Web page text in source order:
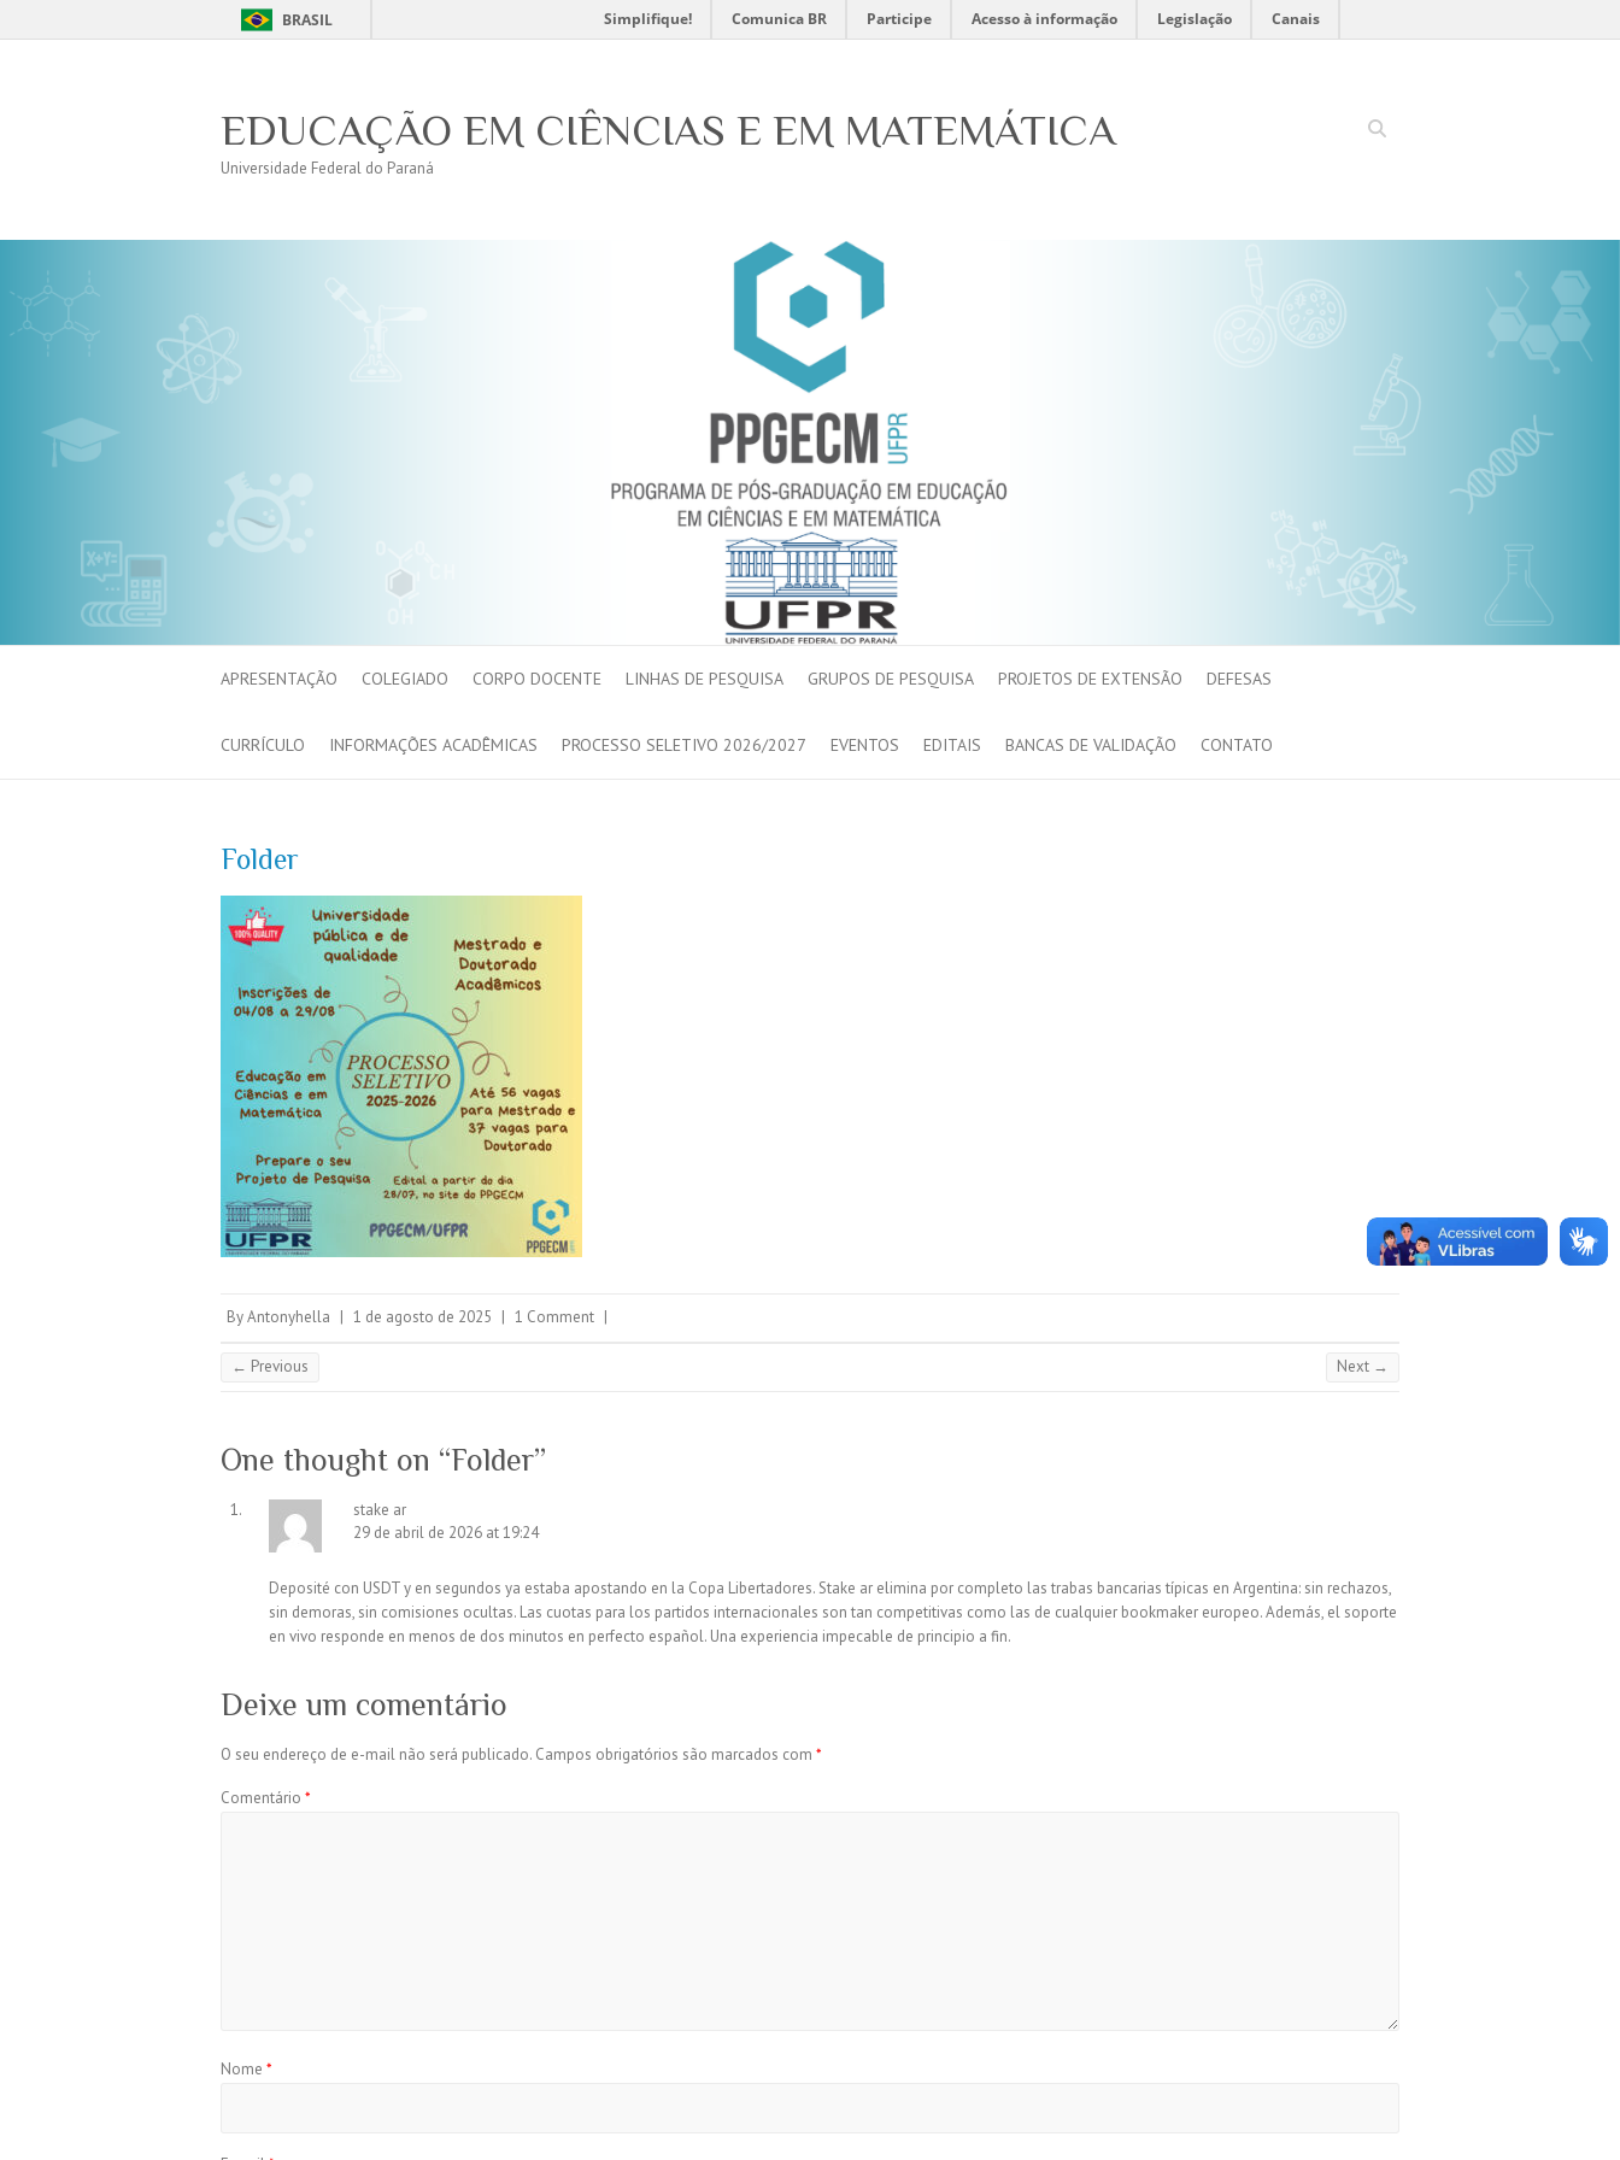
BRASIL Simplifique! Comunica BR Participe Acesso à informação Legislação Canais
Search
EDUCAÇÃO EM CIÊNCIAS E EM MATEMÁTICA
Universidade Federal do Paraná
APRESENTAÇÃO COLEGIADO CORPO DOCENTE LINHAS DE PESQUISA GRUPOS DE PESQUISA PROJETOS DE EXTENSÃO DEFESAS
CURRÍCULO INFORMAÇÕES ACADÊMICAS PROCESSO SELETIVO 2026/2027 EVENTOS EDITAIS BANCAS DE VALIDAÇÃO CONTATO
Folder
ByAntonyhella | 1 de agosto de 2025 | 1 Comment |
← Previous Next →
One thought on “Folder”
stake ar
29 de abril de 2026 at 19:24
Deposité con USDT y en segundos ya estaba apostando en la Copa Libertadores. Stake ar elimina por completo las trabas bancarias típicas en Argentina: sin rechazos,
sin demoras, sin comisiones ocultas. Las cuotas para los partidos internacionales son tan competitivas como las de cualquier bookmaker europeo. Además, el soporte
en vivo responde en menos de dos minutos en perfecto español. Una experiencia impecable de principio a fin.
Deixe um comentário
O seu endereço de e-mail não será publicado. Campos obrigatórios são marcados com *
Comentário *
Nome *